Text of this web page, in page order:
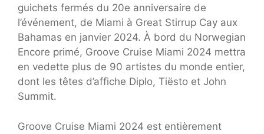
guichets fermés du 20e anniversaire de
l’événement, de Miami à Great Stirrup Cay aux
Bahamas en janvier 2024. À bord du Norwegian
Encore primé, Groove Cruise Miami 2024 mettra
en vedette plus de 90 artistes du monde entier,
dont les têtes d’affiche Diplo, Tiësto et John
Summit.
Groove Cruise Miami 2024 est entièrement